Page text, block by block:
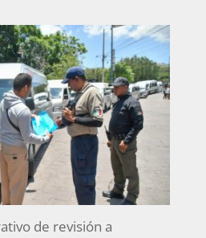
de revisión a